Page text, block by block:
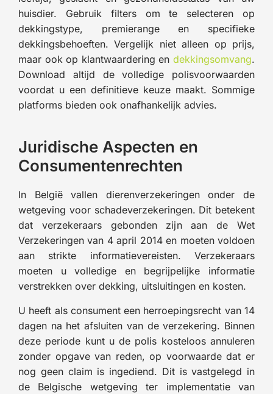
huisdier. Gebruik filters om te selecteren op
dekkingstype, premierange en specifieke
dekkingsbehoeften. Vergelijk niet alleen op prijs,
maar ook op klantwaardering en dekkingsomvang.
Download altijd de volledige polisvoorwaarden
voordat u een definitieve keuze maakt. Sommige
platforms bieden ook onafhankelijk advies.
Juridische Aspecten en
Consumentenrechten
In België vallen dierenverzekeringen onder de
wetgeving voor schadeverzekeringen. Dit betekent
dat verzekeraars gebonden zijn aan de Wet
Verzekeringen van 4 april 2014 en moeten voldoen
aan strikte informatievereisten. Verzekeraars
moeten u volledige en begrijpelijke informatie
verstrekken over dekking, uitsluitingen en kosten.
U heeft als consument een herroepingsrecht van 14
dagen na het afsluiten van de verzekering. Binnen
deze periode kunt u de polis kosteloos annuleren
zonder opgave van reden, op voorwaarde dat er
nog geen claim is ingediend. Dit is vastgelegd in
de Belgische wetgeving ter implementatie van